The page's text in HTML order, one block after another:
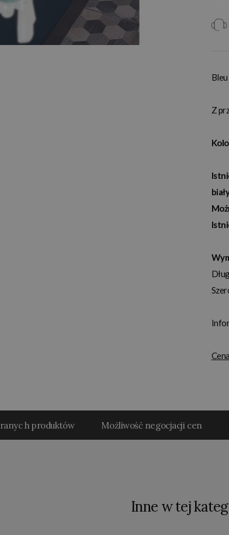
Z
h produktów Możliwość negocjacji cen
Inne w tej